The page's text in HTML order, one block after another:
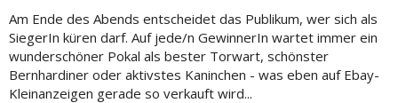
Am Ende des Abends entscheidet das Publikum, wer sich als
SiegerIn küren darf. Auf jede/n GewinnerIn wartet immer ein
wunderschöner Pokal als bester Torwart, schönster
Bernhardiner oder aktivstes Kaninchen - was eben auf Ebay-
Kleinanzeigen gerade so verkauft wird...